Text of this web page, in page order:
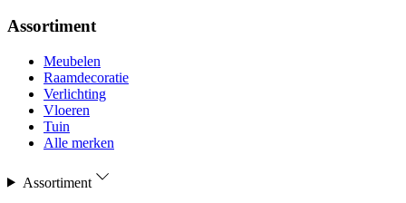
Assortiment
Meubelen
Raamdecoratie
Verlichting
Vloeren
Tuin
Alle merken
Assortiment